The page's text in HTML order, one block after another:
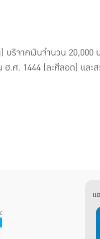
จาคเงินจำนวน 20,000
.ศ. 1444 (ละศีลอด) แล
แ